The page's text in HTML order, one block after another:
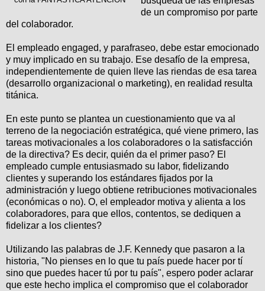
de un compromiso por parte
del colaborador.
El empleado engaged, y parafraseo, debe estar emocionado
y muy implicado en su trabajo. Ese desafío de la empresa,
independientemente de quien lleve las riendas de esa tarea
(desarrollo organizacional o marketing), en realidad resulta
titánica.
En este punto se plantea un cuestionamiento que va al
terreno de la negociación estratégica, qué viene primero, las
tareas motivacionales a los colaboradores o la satisfacción
de la directiva? Es decir, quién da el primer paso? El
empleado cumple entusiasmado su labor, fidelizando
clientes y superando los estándares fijados por la
administración y luego obtiene retribuciones motivacionales
(económicas o no). O, el empleador motiva y alienta a los
colaboradores, para que ellos, contentos, se dediquen a
fidelizar a los clientes?
Utilizando las palabras de J.F. Kennedy que pasaron a la
historia, "No pienses en lo que tu país puede hacer por tí
sino que puedes hacer tú por tu país", espero poder aclarar
que este hecho implica el compromiso que el colaborador